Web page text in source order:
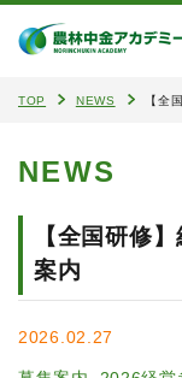
TOP NEWS 【全
NEWS
【全国研修
案内
2026.02.27